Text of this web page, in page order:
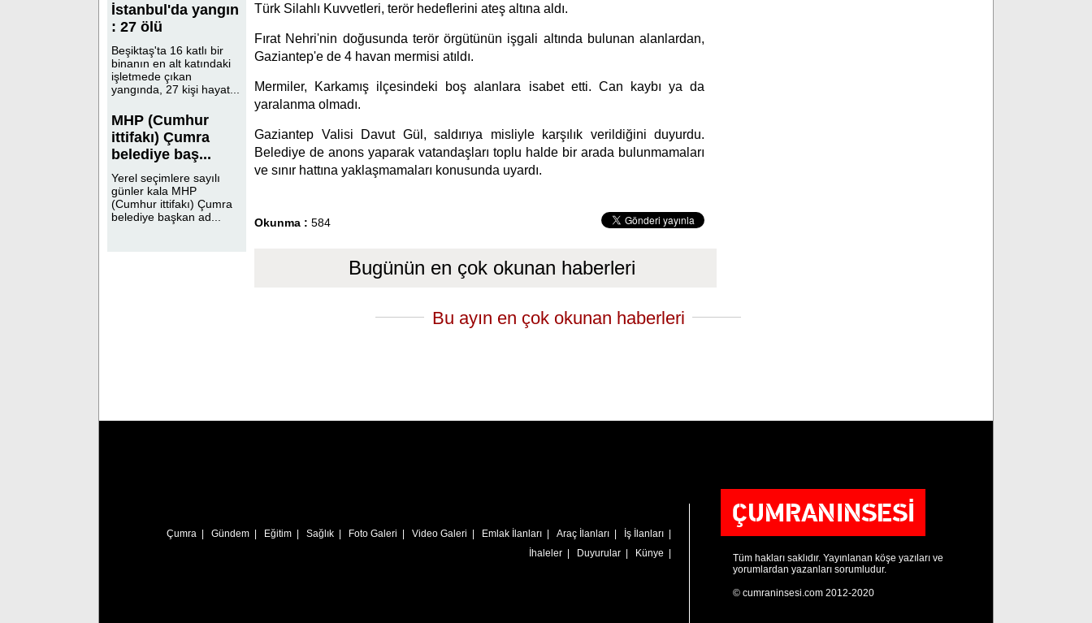
İstanbul'da yangın
: 27 ölü
Beşiktaş'ta 16 katlı bir
binanın en alt katındaki
işletmede çıkan
yangında, 27 kişi hayat...
MHP (Cumhur
ittifakı) Çumra
belediye baş...
Yerel seçimlere sayılı
günler kala MHP
(Cumhur ittifakı) Çumra
belediye başkan ad...
Türk Silahlı Kuvvetleri, terör hedeflerini ateş altına aldı.
Fırat Nehri'nin doğusunda terör örgütünün işgali altında bulunan alanlardan,
Gaziantep'e de 4 havan mermisi atıldı.
Mermiler, Karkamış ilçesindeki boş alanlara isabet etti. Can kaybı ya da
yaralanma olmadı.
Gaziantep Valisi Davut Gül, saldırıya misliyle karşılık verildiğini duyurdu.
Belediye de anons yaparak vatandaşları toplu halde bir arada bulunmamaları
ve sınır hattına yaklaşmamaları konusunda uyardı.
Okunma : 584
Bugünün en çok okunan haberleri
Bu ayın en çok okunan haberleri
Çumra | Gündem | Eğitim | Sağlık | Foto Galeri | Video Galeri | Emlak İlanları | Araç İlanları | İş İlanları |
İhaleler | Duyurular | Künye |
Tüm hakları saklıdır. Yayınlanan köşe yazıları ve
yorumlardan yazanları sorumludur.
© cumraninsesi.com 2012-2020